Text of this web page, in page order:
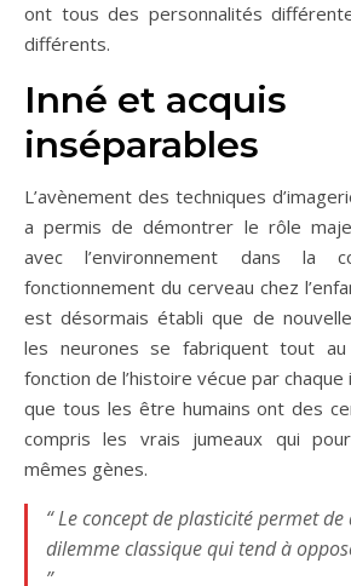
ont tous des personnalités
différents.
Inné et acquis
inséparables
L’avènement des techniques
a permis de démontrer le rôle
avec l’environnement dans la
fonctionnement du cerveau chez
est désormais établi que de
les neurones se fabriquent tout
fonction de l’histoire vécue par
que tous les être humains ont des
compris les vrais jumeaux qui
mêmes gènes.
“ Le concept de plasticité permet de
dilemme classique qui tend à
”